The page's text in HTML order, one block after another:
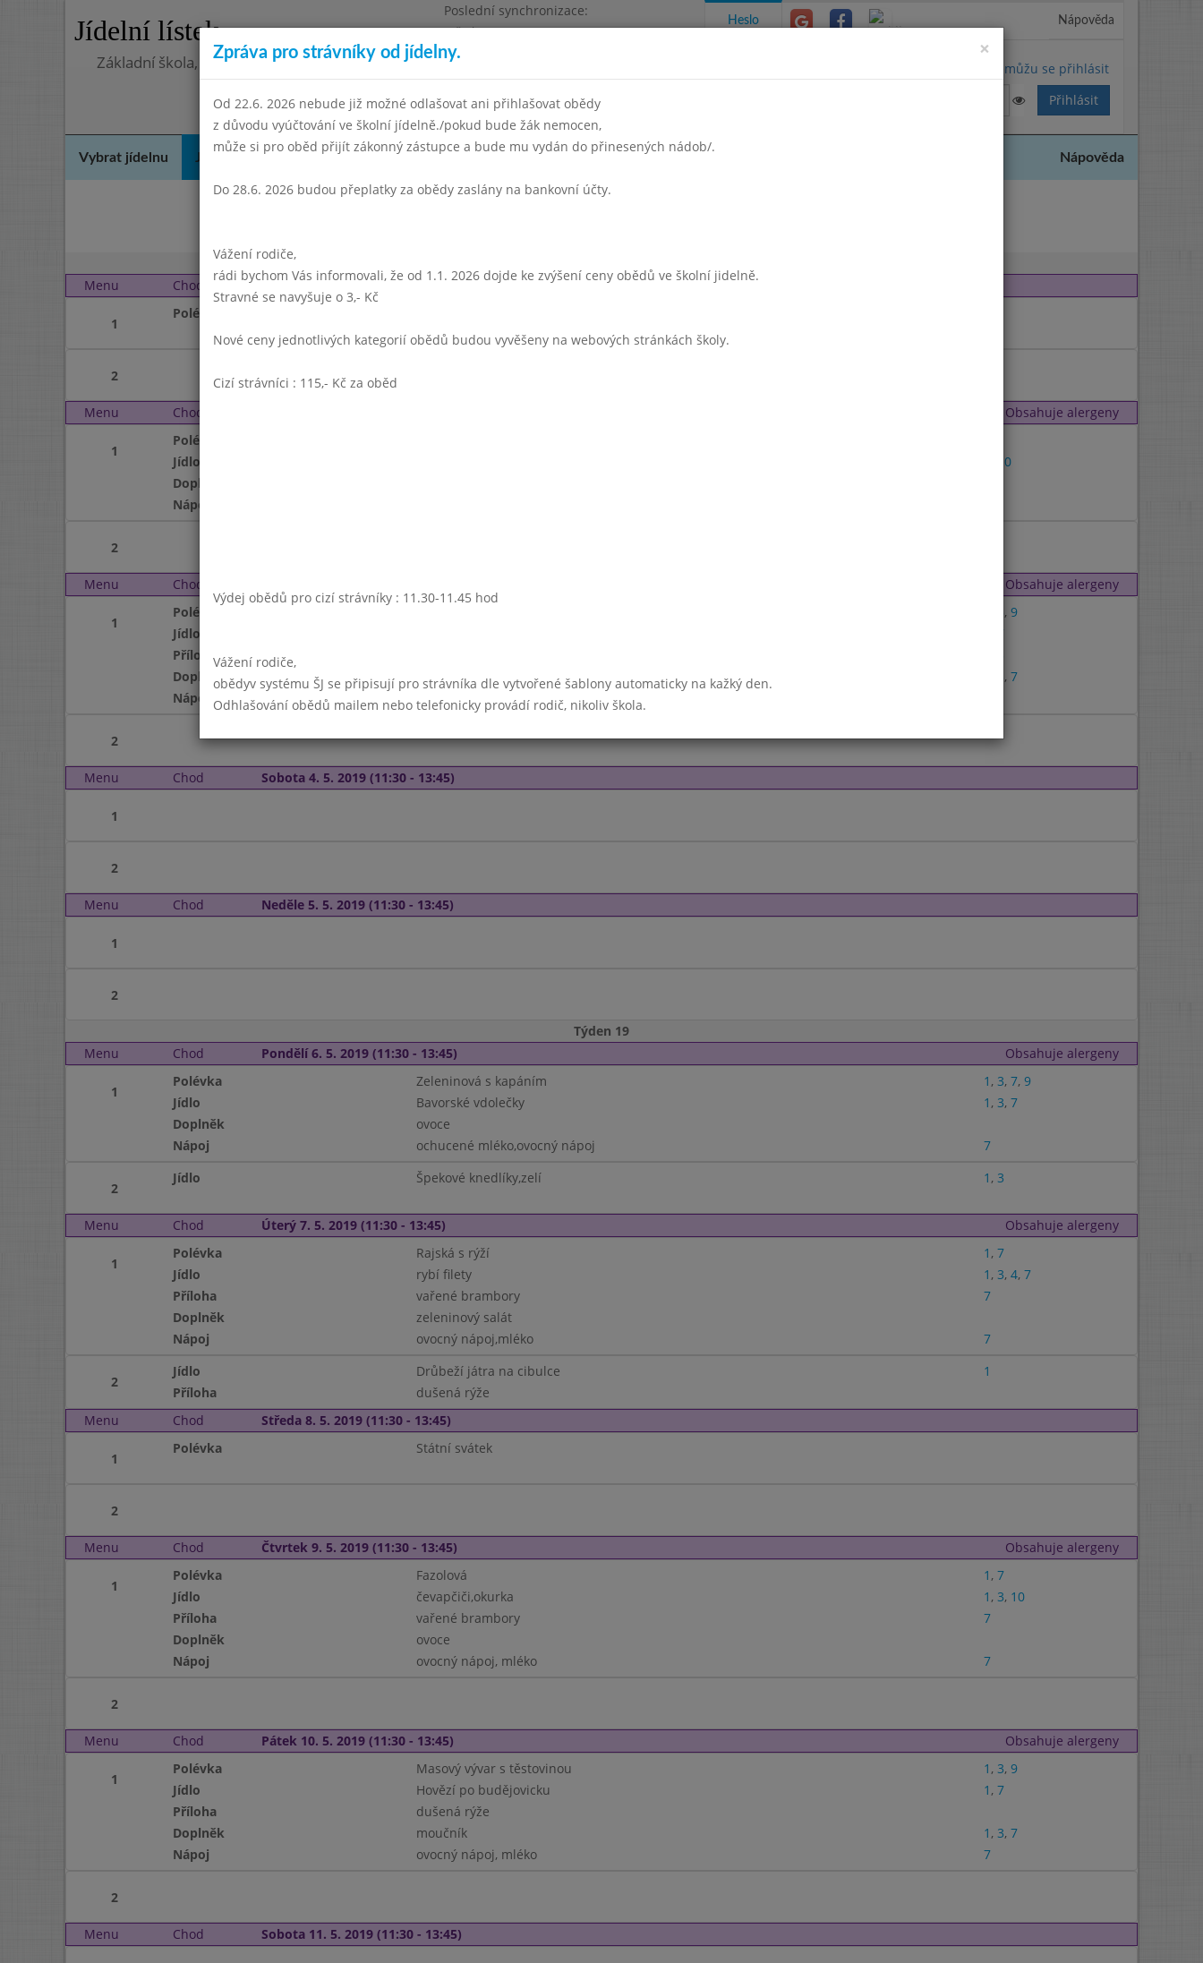
Jídelní lístek
Poslední synchronizace:
Středa 5.8.2026 6:57
Základní škola, Praha 4, Na Líše 16
Heslo Nápověda
Nemůžu se přihlásit
Vybrat jídelnu Jídelní lístek Historie Kontakty a informace Docházka Aktivity Nápověda
Menu
Chod Středa 1. 5. 2019 (11:30 - 13:45)
1
Polévka
2
Menu Chod Obsahuje alergeny
1
Polévka
Jídlo
10
Doplněk
Nápoj
2
Menu Chod Obsahuje alergeny
1
Polévka , 9
Jídlo
Příloha
Doplněk
moučník , 7
Nápoj
ovocný nápoj, mléko
2
Menu Chod Sobota 4. 5. 2019 (11:30 - 13:45)
1
2
Menu Chod Neděle 5. 5. 2019 (11:30 - 13:45)
1
2
Týden 19
Menu
Chod Pondělí 6. 5. 2019 (11:30 - 13:45) Obsahuje alergeny
1
Polévka Zeleninová s kapáním 1 , 3, 7, 9
Jídlo
Bavorské vdolečky 1 , 3, 7
Doplněk
ovoce
Nápoj
ochucené mléko,ovocný nápoj 7
2
Jídlo Špekové knedlíky,zelí 1 , 3
Menu Chod Úterý 7. 5. 2019 (11:30 - 13:45) Obsahuje alergeny
1
Polévka Rajská s rýží 1 , 7
Jídlo
rybí filety 1 , 3, 4, 7
Příloha
vařené brambory
7
Doplněk
zeleninový salát
Nápoj
ovocný nápoj,mléko 7
2
Jídlo Drůbeží játra na cibulce
1
Příloha
dušená rýže
Menu
Chod Středa 8. 5. 2019 (11:30 - 13:45)
1
Polévka Státní svátek
2
Menu Chod Čtvrtek 9. 5. 2019 (11:30 - 13:45) Obsahuje alergeny
1
Polévka Fazolová 1 , 7
Jídlo
čevapčiči,okurka 1 , 3, 10
Příloha
vařené brambory
7
Doplněk
ovoce
Nápoj
ovocný nápoj, mléko 7
2
Menu Chod Pátek 10. 5. 2019 (11:30 - 13:45) Obsahuje alergeny
1
Polévka Masový vývar s těstovinou 1 , 3, 9
Jídlo
Hovězí po budějovicku 1 , 7
Příloha
dušená rýže
Doplněk
moučník 1 , 3, 7
Nápoj
ovocný nápoj, mléko 7
2
Menu Chod Sobota 11. 5. 2019 (11:30 - 13:45)
×
Zpráva pro strávníky od jídelny.
Od 22.6. 2026 nebude již možné odlašovat ani přihlašovat obědy
z důvodu vyúčtování ve školní jídelně./pokud bude žák nemocen,
může si pro oběd přijít zákonný zástupce a bude mu vydán do přinesených nádob/.
Do 28.6. 2026 budou přeplatky za obědy zaslány na bankovní účty.
Vážení rodiče,
rádi bychom Vás informovali, že od 1.1. 2026 dojde ke zvýšení ceny obědů ve školní jidelně.
Stravné se navyšuje o 3,- Kč
Nové ceny jednotlivých kategorií obědů budou vyvěšeny na webových stránkách školy.
Cizí strávníci : 115,- Kč za oběd
Výdej obědů pro cizí strávníky : 11.30-11.45 hod
Vážení rodiče,
obědyv systému ŠJ se připisují pro strávníka dle vytvořené šablony automaticky na kažký den.
Odhlašování obědů mailem nebo telefonicky provádí rodič, nikoliv škola.